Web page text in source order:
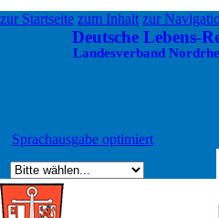
zur Startseite zum Inhalt zur
Deutsche Lebens-
Landesverband
Sprachausgabe optimiert